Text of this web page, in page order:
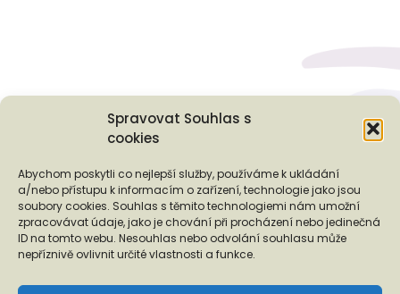
Spravovat Souhlas s
cookies
Abychom poskytli co nejlepší služby, používáme k ukládání
a/nebo přístupu k informacím o zařízení, technologie jako jsou
soubory cookies. Souhlas s těmito technologiemi nám umožní
zpracovávat údaje, jako je chování při procházení nebo jedinečná
ID na tomto webu. Nesouhlas nebo odvolání souhlasu může
nepříznivě ovlivnit určité vlastnosti a funkce.
Podporují nás...
❬ ❭